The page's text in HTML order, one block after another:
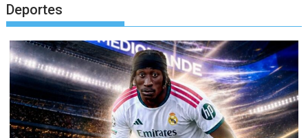
Deportes